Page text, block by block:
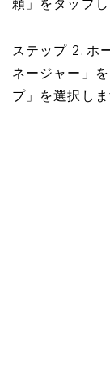
頼」をタップし
ステップ 2. ホ
ネージャー」
プ」を選択しま